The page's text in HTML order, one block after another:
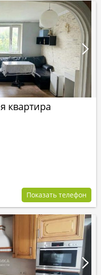
квартира
Показать телефон